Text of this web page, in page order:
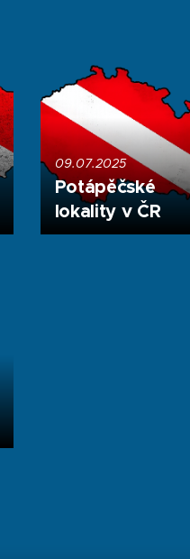
09.07.2025
Potápěčské
lokality v ČR